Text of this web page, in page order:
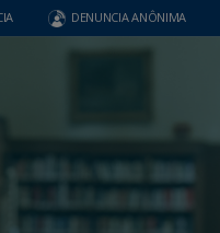
DENUNCIA ANÔNIMA